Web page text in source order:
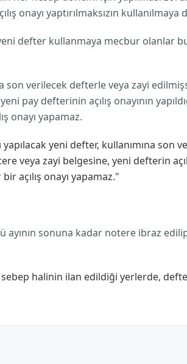
onayı yaptırılmaksızın kullanılmaya
defter kullanmaya mecbur olanlar
son verilecek defterle veya zayi
pay defterinin açılış onayının
onayı yapamaz.
yeni defter, kullanımına son
veya zayi belgesine, yeni defterin
açılış onayı yapamaz."
sonuna kadar notere ibraz
halinin ilan edildiği yerlerde,